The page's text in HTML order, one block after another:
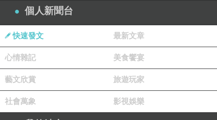
個人新聞台
快速發文 最新文章
心情雜記 美食饗宴
藝文欣賞 旅遊玩家
社會萬象 影視娛樂